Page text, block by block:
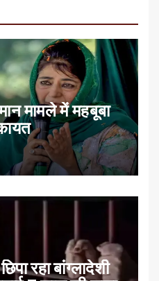
मामले में महबूबा
रहा बांग्लादेशी